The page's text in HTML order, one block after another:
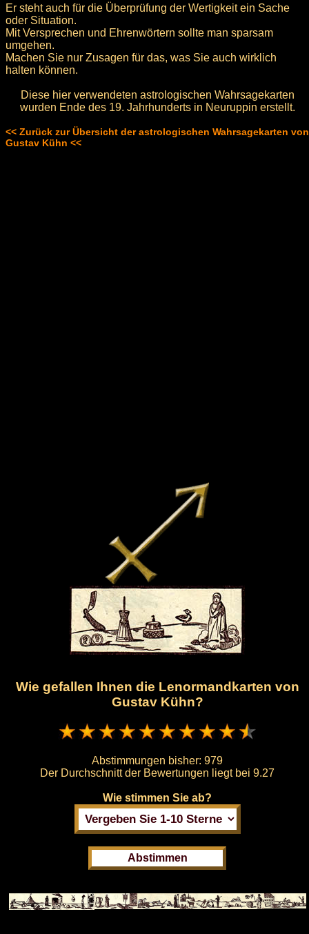
Er steht auch für die Überprüfung der Wertigkeit ein Sache
oder Situation.
Mit Versprechen und Ehrenwörtern sollte man sparsam
umgehen.
Machen Sie nur Zusagen für das, was Sie auch wirklich
halten können.
Diese hier verwendeten astrologischen Wahrsagekarten
wurden Ende des 19. Jahrhunderts in Neuruppin erstellt.
<< Zurück zur Übersicht der astrologischen Wahrsagekarten von
Gustav Kühn <<
Wie gefallen Ihnen die Lenormandkarten von
Gustav Kühn?
Abstimmungen bisher: 979
Der Durchschnitt der Bewertungen liegt bei 9.27
Wie stimmen Sie ab?